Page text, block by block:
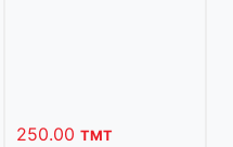
250.00 TMT